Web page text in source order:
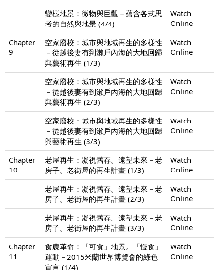
變樣地景：微物與巨觀－蘊含各式思
考的自然與地景 (4/4)
Watch
Online
Chapter
9
空家廢校：城市與地域再生的多樣性
－從越後妻有到瀨戶內海的大地回歸
與藝術再生 (1/3)
Watch
Online
空家廢校：城市與地域再生的多樣性
－從越後妻有到瀨戶內海的大地回歸
與藝術再生 (2/3)
Watch
Online
空家廢校：城市與地域再生的多樣性
－從越後妻有到瀨戶內海的大地回歸
與藝術再生 (3/3)
Watch
Online
Chapter
10
老屋再生：凝視舊存。遠望未來－老
房子。老街屋的再生計畫 (1/3)
Watch
Online
老屋再生：凝視舊存。遠望未來－老
房子。老街屋的再生計畫 (2/3)
Watch
Online
老屋再生：凝視舊存。遠望未來－老
房子。老街屋的再生計畫 (3/3)
Watch
Online
Chapter
11
食農革命：「可食」地景。「慢食」
運動－2015米蘭世界博覽會的綠色
宣言 (1/4)
Watch
Online